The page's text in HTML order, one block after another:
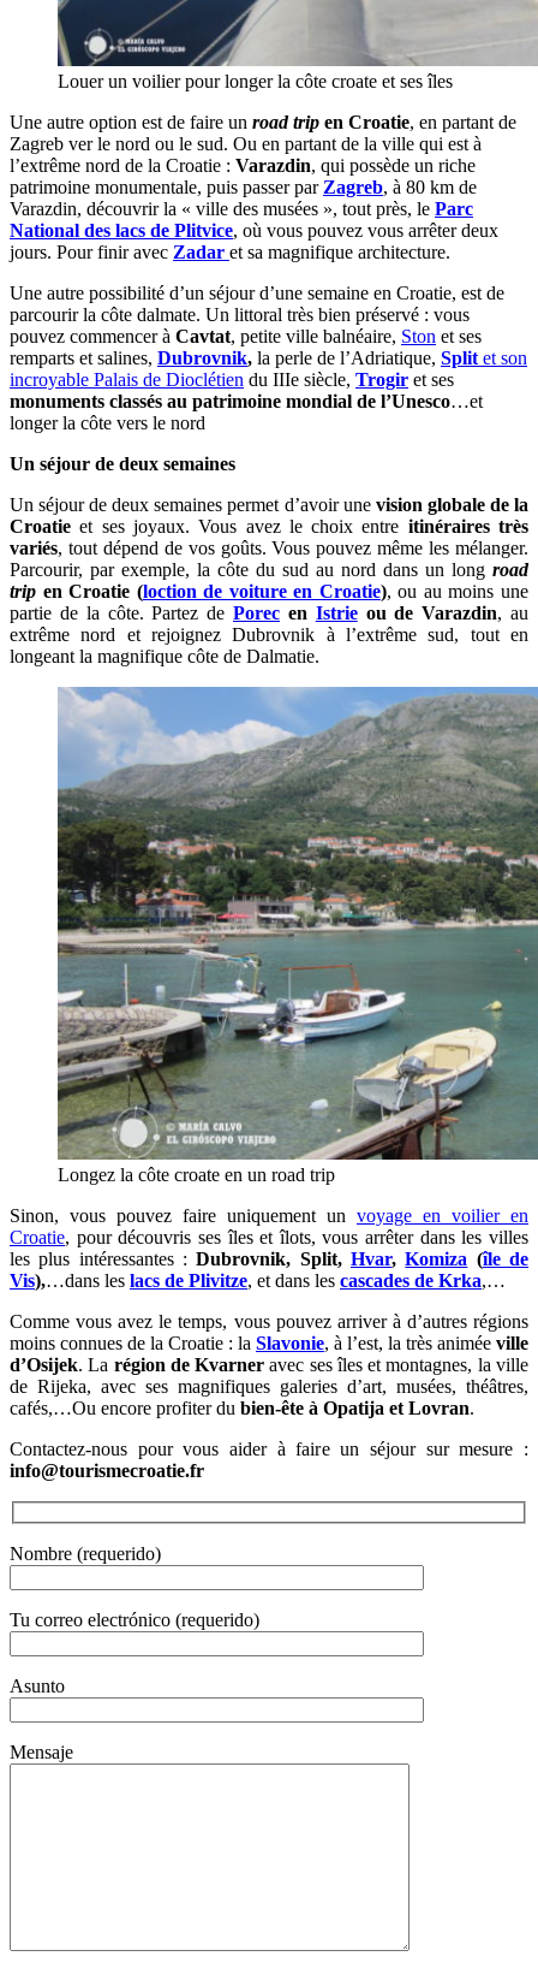
Louer un voilier pour longer la côte croate et ses îles
Une autre option est de faire un road trip en Croatie, en partant de
Zagreb ver le nord ou le sud. Ou en partant de la ville qui est à
l’extrême nord de la Croatie : Varazdin, qui possède un riche
patrimoine monumentale, puis passer par Zagreb, à 80 km de
Varazdin, découvrir la « ville des musées », tout près, le Parc
National des lacs de Plitvice, où vous pouvez vous arrêter deux
jours. Pour finir avec Zadar et sa magnifique architecture.
Une autre possibilité d’un séjour d’une semaine en Croatie, est de
parcourir la côte dalmate. Un littoral très bien préservé : vous
pouvez commencer à Cavtat, petite ville balnéaire, Ston et ses
remparts et salines, Dubrovnik, la perle de l’Adriatique, Split et son
incroyable Palais de Dioclétien du IIIe siècle, Trogir et ses
monuments classés au patrimoine mondial de l’Unesco…et
longer la côte vers le nord
Un séjour de deux semaines
Un séjour de deux semaines permet d’avoir une vision globale de la
Croatie et ses joyaux. Vous avez le choix entre itinéraires très
variés, tout dépend de vos goûts. Vous pouvez même les mélanger.
Parcourir, par exemple, la côte du sud au nord dans un long road
trip en Croatie (loction de voiture en Croatie), ou au moins une
partie de la côte. Partez de Porec en Istrieou de Varazdin, au
extrême nord et rejoignez Dubrovnik à l’extrême sud, tout en
longeant la magnifique côte de Dalmatie.
Longez la côte croate en un road trip
Sinon, vous pouvez faire uniquement un voyage en voilier en
Croatie, pour découvris ses îles et îlots, vous arrêter dans les villes
les plus intéressantes :Dubrovnik, Split,Hvar,Komiza (île de
Vis),…dans les lacs de Plivitze, et dans les cascades de Krka,…
Comme vous avez le temps, vous pouvez arriver à d’autres régions
moins connues de la Croatie : la Slavonie, à l’est, la très animée ville
d’Osijek. La région de Kvarner avec ses îles et montagnes, la ville
de Rijeka, avec ses magnifiques galeries d’art, musées, théâtres,
cafés,…Ou encore profiter du bien-ête à Opatija et Lovran.
Contactez-nous pour vous aider à faire un séjour sur mesure :
info@tourismecroatie.fr
Nombre (requerido)
Tu correo electrónico (requerido)
Asunto
Mensaje